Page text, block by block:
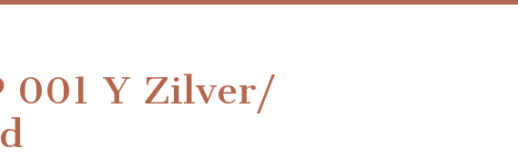
001 Y Zilver/